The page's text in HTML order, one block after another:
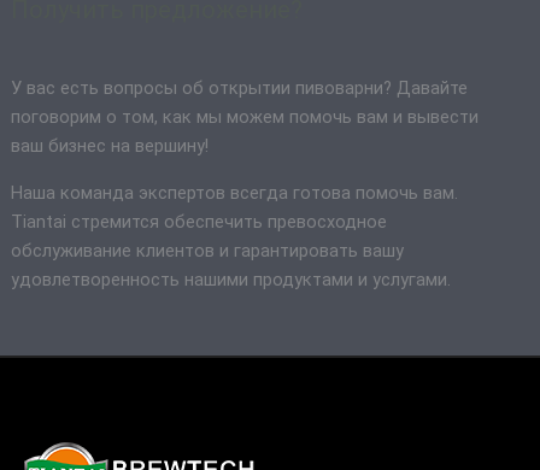
У вас есть вопросы об открытии пивоварни? Давайте
поговорим о том, как мы можем помочь вам и вывести
ваш бизнес на вершину!
Наша команда экспертов всегда готова помочь вам.
Tiantai стремится обеспечить превосходное
обслуживание клиентов и гарантировать вашу
удовлетворенность нашими продуктами и услугами.